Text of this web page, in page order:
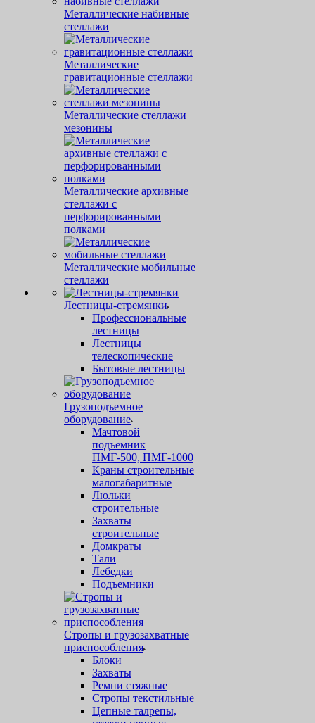
Металлические набивные
стеллажи
Металлические
гравитационные стеллажи
Металлические стеллажи
мезонины
Металлические архивные
стеллажи с
перфорированными
полками
Металлические мобильные
стеллажи
Лестницы-стремянки
Профессиональные
лестницы
Лестницы
телескопические
Бытовые лестницы
Грузоподъемное
оборудование
Мачтовой
подъемник
ПМГ-500, ПМГ-1000
Краны строительные
малогабаритные
Люльки
строительные
Захваты
строительные
Домкраты
Тали
Лебедки
Подъемники
Стропы и грузозахватные
приспособления
Блоки
Захваты
Ремни стяжные
Стропы текстильные
Цепные талрепы,